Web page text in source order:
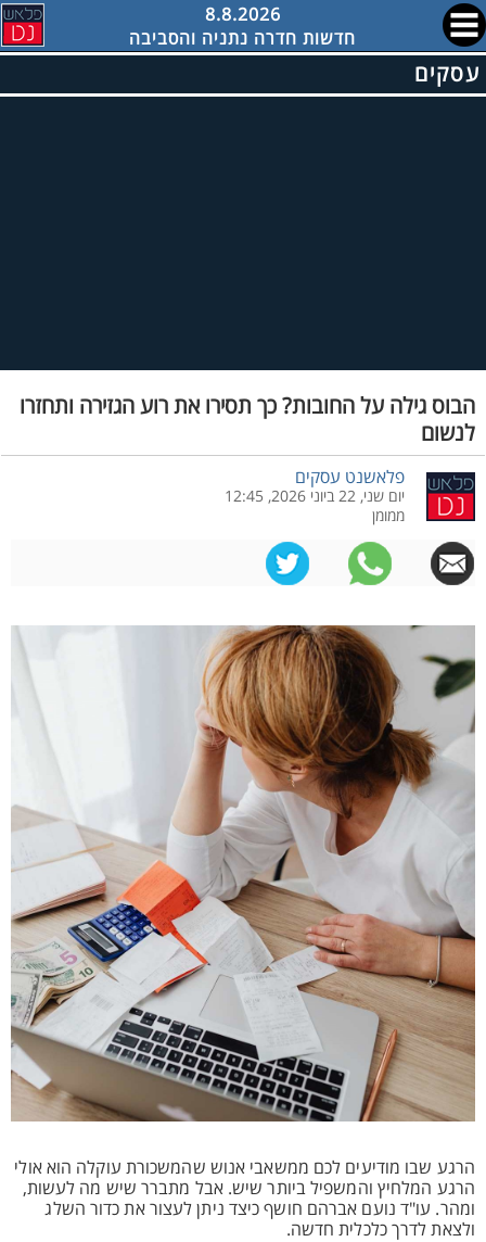
8.8.2026
חדשות חדרה נתניה והסביבה
עסקים
הבוס גילה על החובות? כך תסירו את רוע הגזירה ותחזרו
לנשום
פלאשנט עסקים
יום שני, 22 ביוני 2026, 12:45
ממומן
הרגע שבו מודיעים לכם ממשאבי אנוש שהמשכורת עוקלה הוא אולי
הרגע המלחיץ והמשפיל ביותר שיש. אבל מתברר שיש מה לעשות,
ומהר. עו"ד נועם אברהם חושף כיצד ניתן לעצור את כדור השלג
ולצאת לדרך כלכלית חדשה.